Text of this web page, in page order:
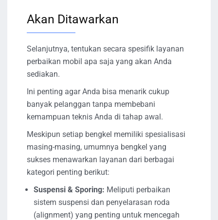
Akan Ditawarkan
Selanjutnya, tentukan secara spesifik layanan
perbaikan mobil apa saja yang akan Anda
sediakan.
Ini penting agar Anda bisa menarik cukup
banyak pelanggan tanpa membebani
kemampuan teknis Anda di tahap awal.
Meskipun setiap bengkel memiliki spesialisasi
masing-masing, umumnya bengkel yang
sukses menawarkan layanan dari berbagai
kategori penting berikut:
Suspensi & Sporing: Meliputi perbaikan
sistem suspensi dan penyelarasan roda
(alignment) yang penting untuk mencegah